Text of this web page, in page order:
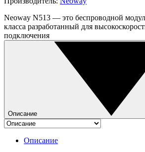
Neoway N513 — это беспроводной
класса разработанный для
подключения
Описание
Описание